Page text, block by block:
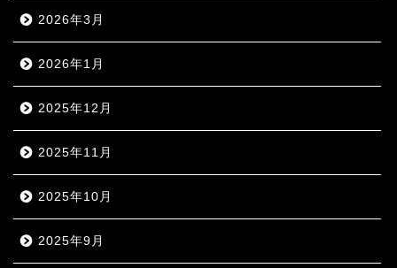
2026年3月
2026年1月
2025年12月
2025年11月
2025年10月
2025年9月